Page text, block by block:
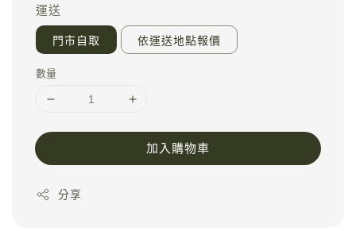
運送
門市自取 依運送地點報價
數量
加入購物車
分享